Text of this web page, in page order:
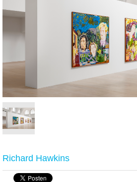
Richard Hawkins